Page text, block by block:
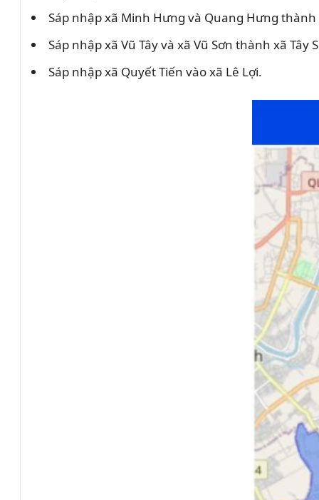
Sáp nhập xã Minh Hưng và Quang Hưng
Sáp nhập xã Vũ Tây và xã Vũ Sơn thành xã Tây
Sáp nhập xã Quyết Tiến vào xã Lê Lợi.